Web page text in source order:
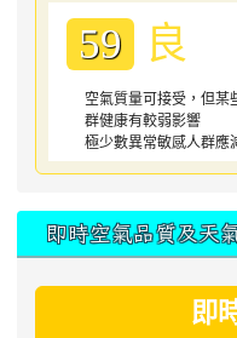
59 良
空氣質量可接受，但某
群健康有較弱影響
極少數異常敏感人群應
即時空氣品質及天
即